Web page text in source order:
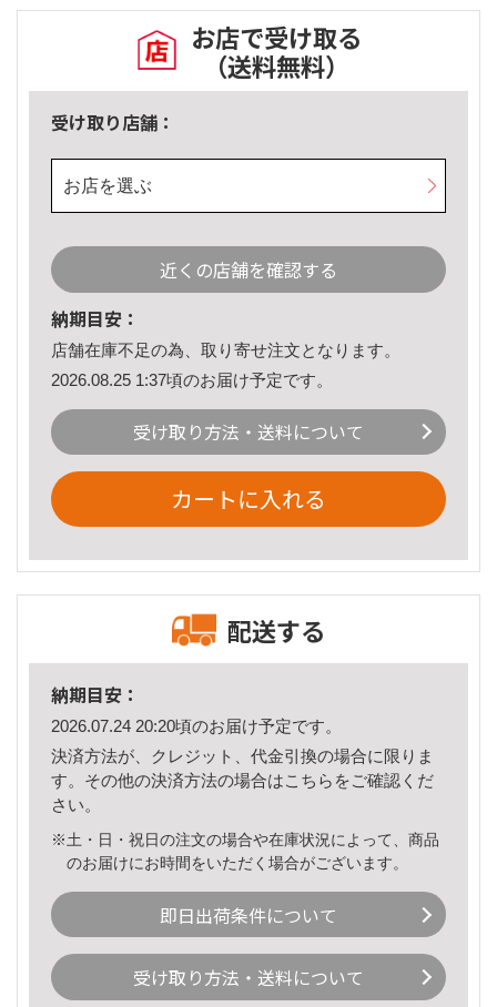
お店で受け取る
（送料無料）
受け取り店舗：
お店を選ぶ
近くの店舗を確認する
納期目安：
店舗在庫不足の為、取り寄せ注文となります。
2026.08.25 1:37頃のお届け予定です。
受け取り方法・送料について
カートに入れる
配送する
納期目安：
2026.07.24 20:20頃のお届け予定です。
決済方法が、クレジット、代金引換の場合に限りま
す。その他の決済方法の場合はこちら をご確認くだ
さい。
※土・日・祝日の注文の場合や在庫状況によって、商品
のお届けにお時間をいただく場合がございます。
即日出荷条件について
受け取り方法・送料について